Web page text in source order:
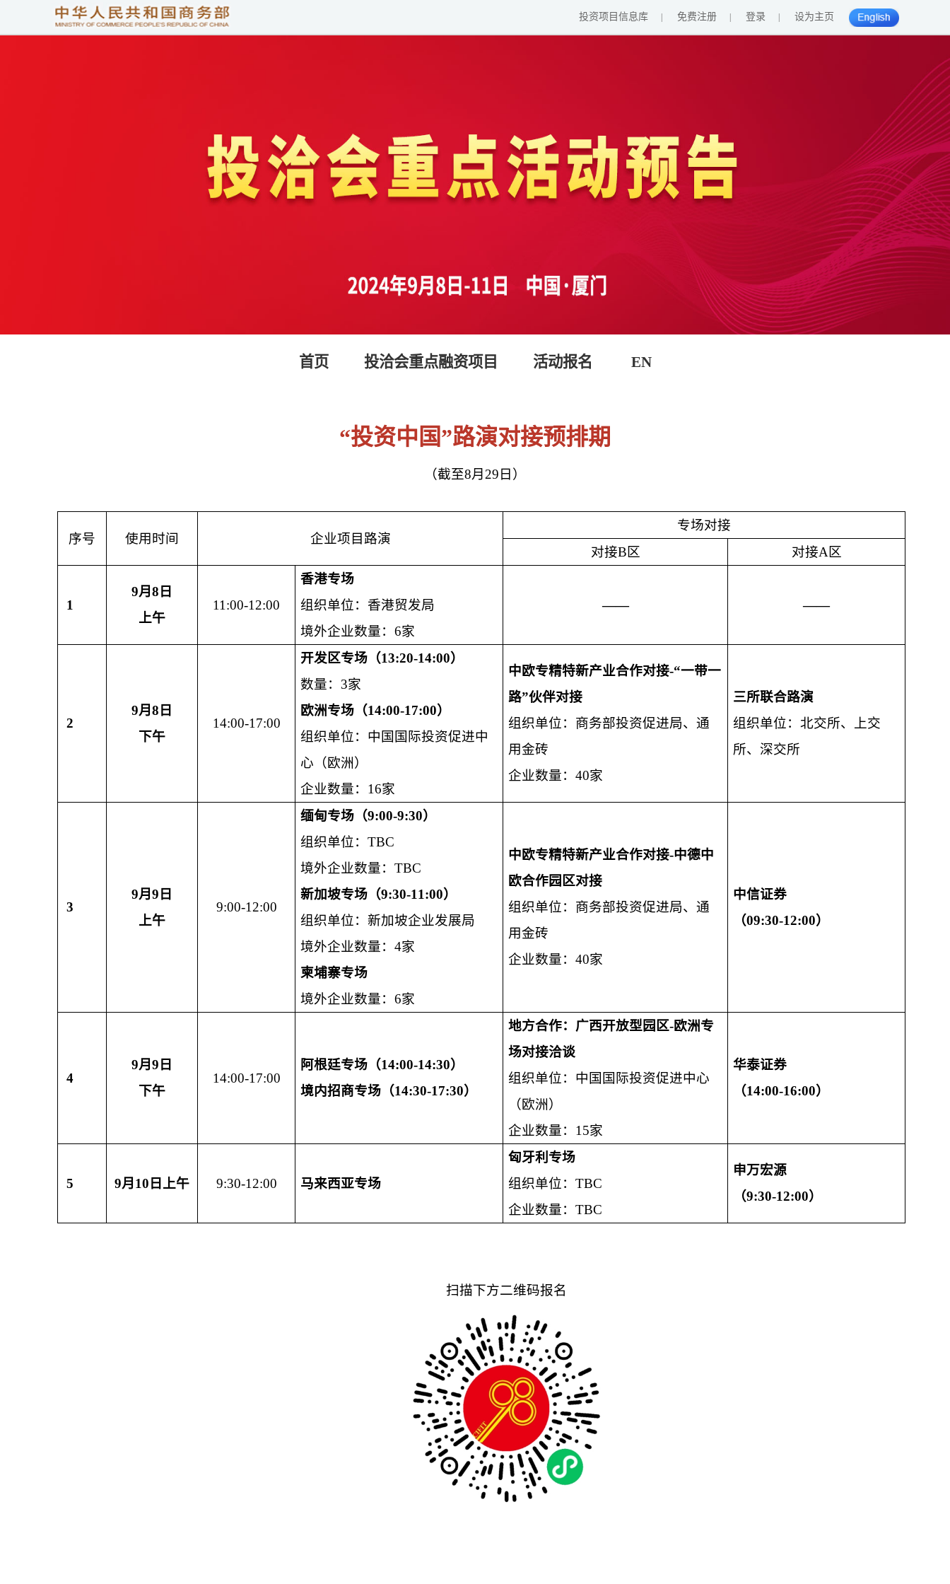
投资项目信息库 免费注册 登录
设为主页
English
首页 投洽会重点融资项目 活动报名 EN
“投资中国”路演对接预排期
（截至8月 29 日）
序号 使用时间 企业项目路演
专场对接
对接B区
对接A区
1
9月 8 日
上午
11:00-12:00
香港专场
组织单位：香港贸发局
境外企业数量：6家
—— ——
2
9月 8 日
下午
14:00-17:00
开发区专场（13:20-14:00）
数量：3家
欧洲专场（14:00-17:00）
组织单位：中国国际投资促进中
心（欧洲）
企业数量：16家
中欧专精特新产业合作对接-“一带一
路”伙伴对接
组织单位：商务部投资促进局、通
用金砖
企业数量：40家
三所联合路演
组织单位：北交所、上交
所、深交所
3
9月 9 日
上午
9:00-12:00
缅甸专场（9:00-9:30）
组织单位：TBC
境外企业数量：TBC
新加坡专场（9:30-11:00）
组织单位：新加坡企业发展局
境外企业数量：4家
柬埔寨专场
境外企业数量：6家
中欧专精特新产业合作对接-中德中
欧合作园区对接
组织单位：商务部投资促进局、通
用金砖
企业数量：40家
中信证券
（09:30-12:00）
4
9月 9 日
下午
14:00-17:00
阿根廷专场（14:00-14:30）
境内招商专场（14:30-17:30）
地方合作：广西开放型园区-欧洲专
场对接洽谈
组织单位：中国国际投资促进中心
（欧洲）
企业数量：15家
华泰证券
（14:00-16:00）
5 9月 10 日上午 9:30-12:00 马来西亚专场
匈牙利专场
组织单位：TBC
企业数量：TBC
申万宏源
（9:30-12:00）
扫描下方二维码报名